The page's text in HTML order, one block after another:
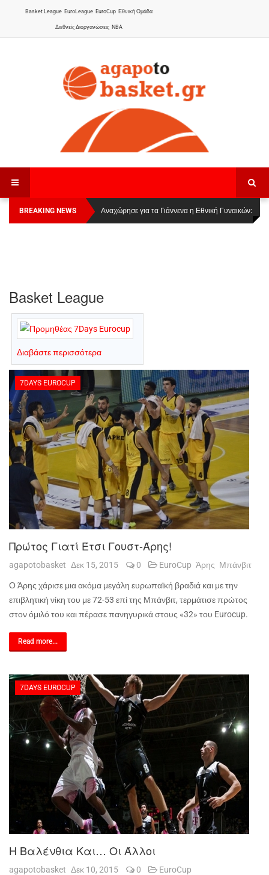
Basket League EuroLeague EuroCup Εθνική Ομάδα
Διεθνείς Διοργανώσεις NBA
BREAKING NEWS
Οι Πάνθηρες Καβάλας στην Women Basketball
League 1
Αναχώρησε για τα Γιάννενα η Εθνική Γυναικών:
Basket League
Διαβάστε περισσότερα
7DAYS EUROCUP
Πρώτος Γιατί Έτσι Γουστ-Άρης!
agapotobasket Δεκ 15, 2015 0 EuroCup Άρης Μπάνβιτ
Ο Άρης χάρισε μια ακόμα μεγάλη ευρωπαϊκή βραδιά και με την
επιβλητική νίκη του με 72-53 επί της Μπάνβιτ, τερμάτισε πρώτος
στον όμιλό του και πέρασε πανηγυρικά στους «32» του Eurocup.
Read more...
7DAYS EUROCUP
Η Βαλένθια Και… Οι Άλλοι
agapotobasket Δεκ 10, 2015 0 EuroCup